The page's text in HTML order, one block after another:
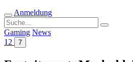
Anmeldung
Suche
nach:
Gaming News
12
7